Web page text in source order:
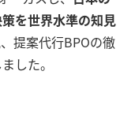
を世界水準の知見
提案代行BPOの徹
した。